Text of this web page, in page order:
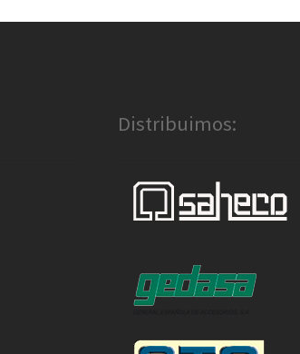
Distribuimos: